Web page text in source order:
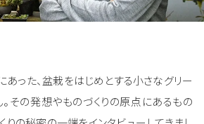
あった、盆栽をはじめとする小さなグリー
その発想やものづくりの原点にあるもの